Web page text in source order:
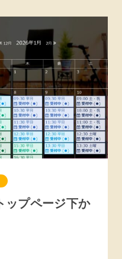
ップページ下か